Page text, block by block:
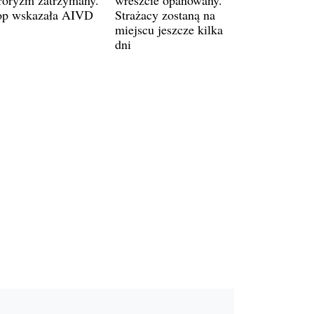
wskazała AIVD
Strażacy zostaną na
miejscu jeszcze kilka
dni